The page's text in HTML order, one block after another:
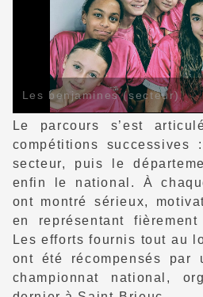
Les benjamines (secteur)
Le parcours s’est
compétitions successives
secteur, puis le
enfin le national. À
ont montré sérieux,
en représentant
Les efforts fournis tout au
ont été récompensés par
championnat national,